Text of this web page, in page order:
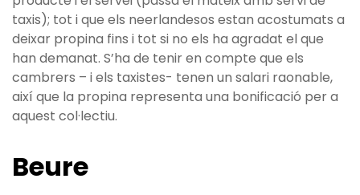
taxis); tot i que els neerlandesos estan acostumats a
deixar propina fins i tot si no els ha agradat el que
han demanat. S’ha de tenir en compte que els
cambrers – i els taxistes- tenen un salari raonable,
així que la propina representa una bonificació per a
aquest col·lectiu.
Beure